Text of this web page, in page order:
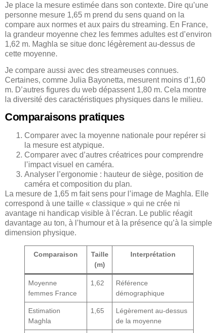
Je place la mesure estimée dans son contexte. Dire qu’une
personne mesure 1,65 m prend du sens quand on la
compare aux normes et aux pairs du streaming. En France,
la grandeur moyenne chez les femmes adultes est d’environ
1,62 m. Maghla se situe donc légèrement au-dessus de
cette moyenne.
Je compare aussi avec des streameuses connues.
Certaines, comme Julia Bayonetta, mesurent moins d’1,60
m. D’autres figures du web dépassent 1,80 m. Cela montre
la diversité des caractéristiques physiques dans le milieu.
Comparaisons pratiques
Comparer avec la moyenne nationale pour repérer si
la mesure est atypique.
Comparer avec d’autres créatrices pour comprendre
l’impact visuel en caméra.
Analyser l’ergonomie : hauteur de siège, position de
caméra et composition du plan.
La mesure de 1,65 m fait sens pour l’image de Maghla. Elle
correspond à une taille « classique » qui ne crée ni
avantage ni handicap visible à l’écran. Le public réagit
davantage au ton, à l’humour et à la présence qu’à la simple
dimension physique.
Comparaison
Taille
(m)
Interprétation
Moyenne
femmes France
1,62
Référence
démographique
Estimation
Maghla
1,65
Légèrement au-dessus
de la moyenne